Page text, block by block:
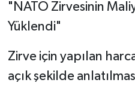
"NATO Zirvesinin
Yüklendi"
Zirve için yapılan
açık şekilde